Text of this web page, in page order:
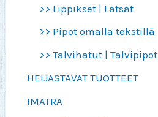
>> Lippikset | Lätsät
>> Pipot omalla tekstillä
>> Talvihatut | Talvipipot
HEIJASTAVAT TUOTTEET
IMATRA